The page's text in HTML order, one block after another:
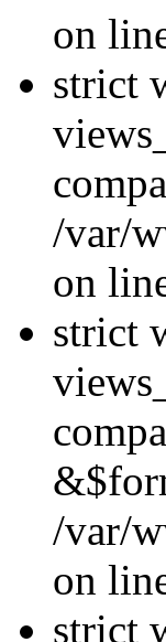
on
strict
/var/
on
strict
/var/
on
strict